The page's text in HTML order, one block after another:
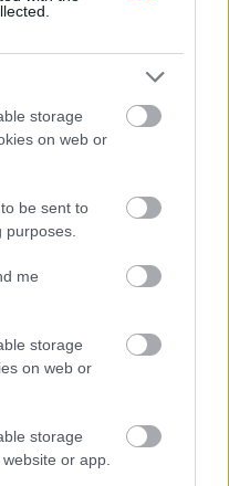
storage
on web or
be sent to
me
storage
on web or
storage
or app.
μια ώριμη
μεγαλύτερης
να συνδυάζει πολύ καλή
του αμαξώματος σε
δυνατότητα σε αυτόν